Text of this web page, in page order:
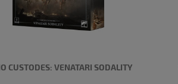
CUSTODES: VENATARI SODALITY